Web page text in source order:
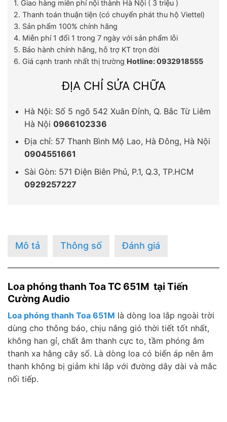
1. Giao hàng miễn phí nội thành Hà Nội ( 3 triệu )
2. Thanh toán thuận tiện (có chuyển phát thu hộ Viettel)
3. Sản phẩm 100% chính hãng
4. Miễn phí 1 đổi 1 trong 7 ngày với sản phẩm lỗi
5. Bảo hành chính hãng, hỗ trợ KT trọn đời
6. Giá cạnh tranh nhất thị trường Hotline: 0932918555
ĐỊA CHỈ SỬA CHỮA
Hà Nội: Số 5 ngõ 542 Xuân Đỉnh, Q. Bắc Từ Liêm
Hà Nội 0966102336
Địa chỉ: 57 Thanh Bình Mộ Lao, Hà Đông, Hà Nội
0904551661
Sài Gòn: 571 Điện Biên Phủ, P.1, Q.3, TP.HCM
0929257227
Mô tả Thông số Đánh giá
Loa phóng thanh Toa TC 651M tại Tiến
Cường Audio
Loa phóng thanh Toa 651M là dòng loa lắp ngoài trời
dùng cho thông báo, chịu nắng gió thời tiết tốt nhất,
không han gỉ, chất âm thanh cực to, tầm phóng âm
thanh xa hằng cây số. Là dòng loa có biến áp nên âm
thanh không bị giảm khi lắp với đường dây dài và mắc
nối tiếp.